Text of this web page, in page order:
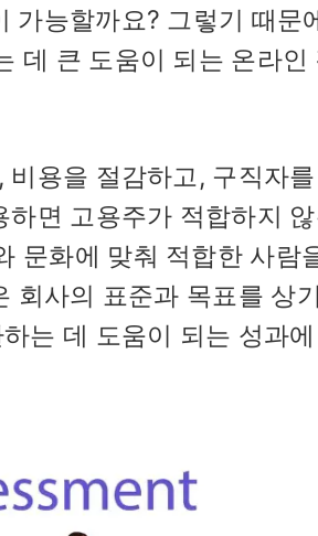
가능할까요? 그렇기 때문
데 큰 도움이 되는 온라인
용을 절감하고, 구직자
면 고용주가 적합하지
문화에 맞춰 적합한 사람
회사의 표준과 목표를 상
는 데 도움이 되는 성과